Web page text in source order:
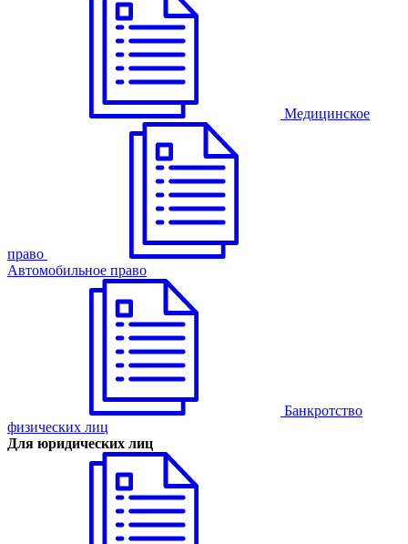
Медицинское
право
Автомобильное право
Банкротство
физических лиц
Для юридических лиц